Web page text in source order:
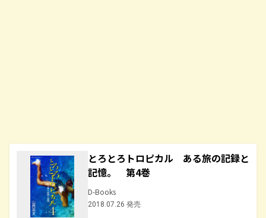
とろとろトロピカル ある旅の記録と
記憶。 第4巻
D-Books
2018.07.26 発売